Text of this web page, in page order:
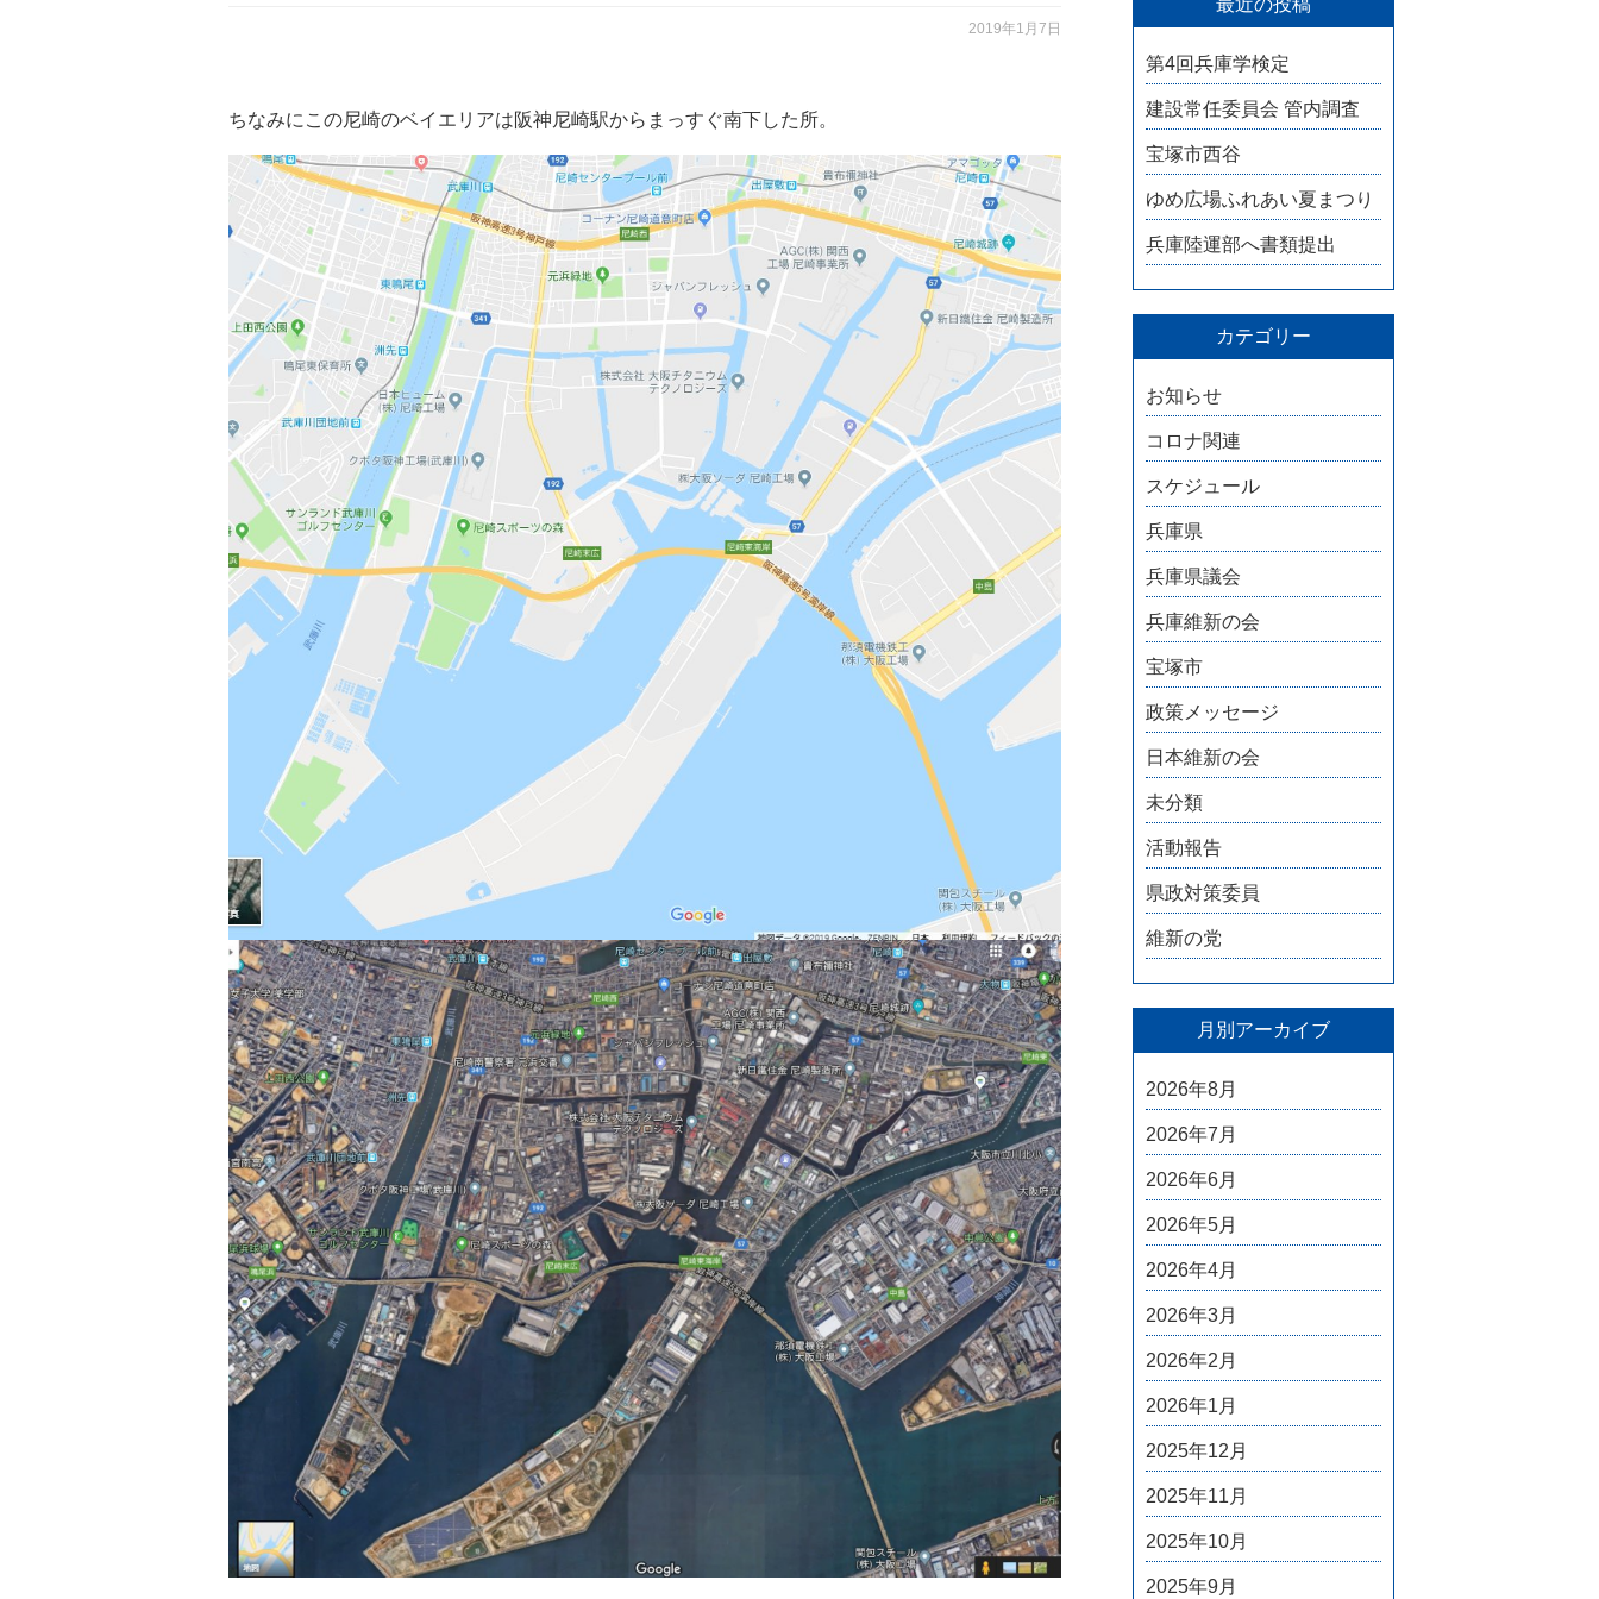
2019年1月7日
ちなみにこの尼崎のベイエリアは阪神尼崎駅からまっすぐ南下した所。
最近の投稿
第4回兵庫学検定
建設常任委員会 管内調査
宝塚市西谷
ゆめ広場ふれあい夏まつり
兵庫陸運部へ書類提出
カテゴリー
お知らせ
コロナ関連
スケジュール
兵庫県
兵庫県議会
兵庫維新の会
宝塚市
政策メッセージ
日本維新の会
未分類
活動報告
県政対策委員
維新の党
月別アーカイブ
2026年8月
2026年7月
2026年6月
2026年5月
2026年4月
2026年3月
2026年2月
2026年1月
2025年12月
2025年11月
2025年10月
2025年9月